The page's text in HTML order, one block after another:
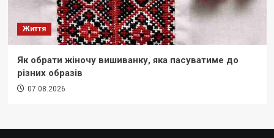
Життя
Як обрати жіночу вишиванку, яка пасуватиме до
різних образів
07.08.2026